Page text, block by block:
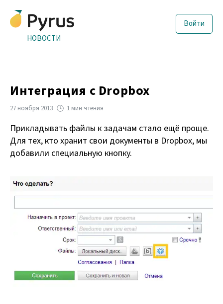
НОВОСТИ
Войти
Интеграция с Dropbox
27 ноября 2013 1 мин чтения
Прикладывать файлы к задачам стало ещё проще.
Для тех, кто хранит свои документы в Dropbox, мы
добавили специальную кнопку.